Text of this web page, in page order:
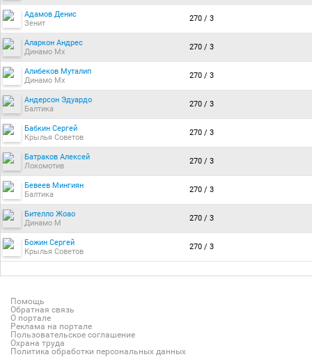
Адамов Денис
Зенит
270 / 3
Аларкон Андрес
Динамо Мх
270 / 3
Алибеков Муталип
Динамо Мх
270 / 3
Андерсон Эдуардо
Балтика
270 / 3
Бабкин Сергей
Крылья Советов
270 / 3
Батраков Алексей
Локомотив
270 / 3
Бевеев Мингиян
Балтика
270 / 3
Бителло Жоао
Динамо М
270 / 3
Божин Сергей
Крылья Советов
270 / 3
Помощь
Обратная связь
О портале
Реклама на портале
Пользовательское соглашение
Охрана труда
Политика обработки персональных данных